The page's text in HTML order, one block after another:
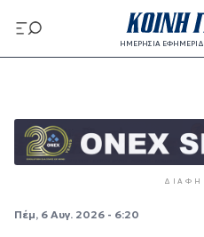
Παράκαμψη προς το κυρίως
ΗΜΕΡΗΣΙΑ
Πέμ, 6 Αυγ. 2026 - 6:20